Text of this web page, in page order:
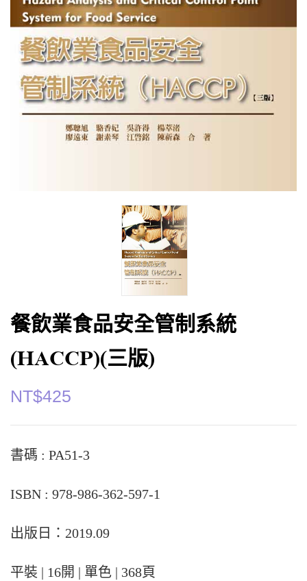
餐飲業食品安全管制系統
(HACCP)(三版)
NT$425
書碼 : PA51-3
ISBN : 978-986-362-597-1
出版日：2019.09
平裝 | 16開 | 單色 | 368頁